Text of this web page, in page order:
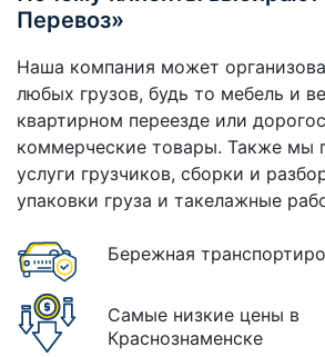
Перевоз»
Наша компания может
любых грузов, будь то мебель и
квартирном переезде или
коммерческие товары. Также мы
услуги грузчиков, сборки и
упаковки груза и такелажные
Бережная
Самые низкие цены в
Краснознаменске